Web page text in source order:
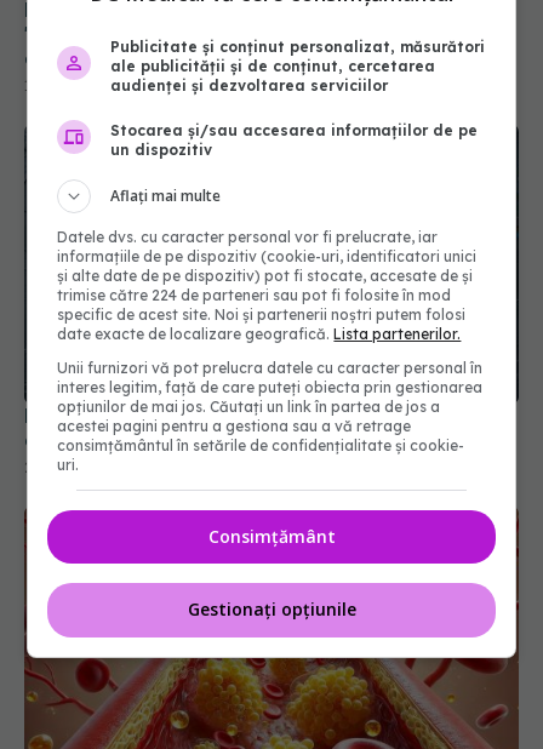
Doliu în cinematografie. A murit Brenda Fricker,
"Doamna cu porumbei" din "Singur acasă 2" și
câștigătoare a premiului Oscar
17 iul 2026, 20:34
Legumele verzi protejează plămânii este
concluzia unui recent studiu
28 iun 2026, 18:00
Publicitate și conținut personalizat, măsurători
ale publicității și de conținut, cercetarea
audienței și dezvoltarea serviciilor
Stocarea și/sau accesarea informațiilor de pe
un dispozitiv
Aflați mai multe
Datele dvs. cu caracter personal vor fi prelucrate, iar
informațiile de pe dispozitiv (cookie-uri, identificatori unici
și alte date de pe dispozitiv) pot fi stocate, accesate de și
trimise către 224 de parteneri sau pot fi folosite în mod
specific de acest site. Noi și partenerii noștri putem folosi
date exacte de localizare geografică.Lista partenerilor.
Unii furnizori vă pot prelucra datele cu caracter personal în
interes legitim, față de care puteți obiecta prin gestionarea
opțiunilor de mai jos. Căutați un link în partea de jos a
acestei pagini pentru a gestiona sau a vă retrage
consimțământul în setările de confidențialitate și cookie-
uri.
Consimțământ
Gestionați opțiunile